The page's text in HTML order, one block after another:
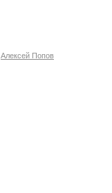
Алексей Попов